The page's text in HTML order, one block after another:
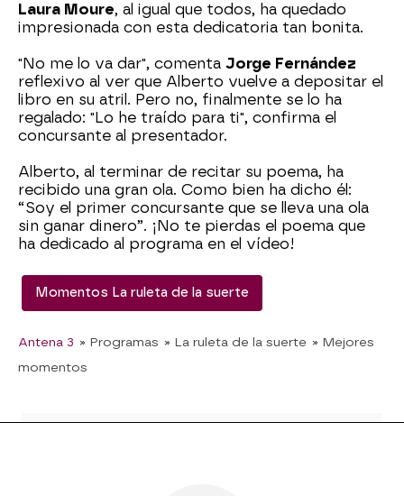
Laura Moure, al igual que todos, ha quedado
impresionada con esta dedicatoria tan bonita.
"No me lo va dar", comenta Jorge Fernández
reflexivo al ver que Alberto vuelve a depositar el
libro en su atril. Pero no, finalmente se lo ha
regalado: "Lo he traído para ti", confirma el
concursante al presentador.
Alberto, al terminar de recitar su poema, ha
recibido una gran ola. Como bien ha dicho él:
“Soy el primer concursante que se lleva una ola
sin ganar dinero”. ¡No te pierdas el poema que
ha dedicado al programa en el vídeo!
Momentos La ruleta de la suerte
Antena 3 » Programas » La ruleta de la suerte » Mejores
momentos